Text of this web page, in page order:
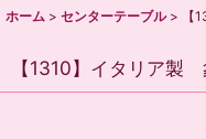
ホーム > センターテーブル > 【
【1310】イタリア製